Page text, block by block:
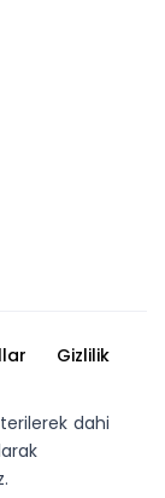
Gizlilik
dahi